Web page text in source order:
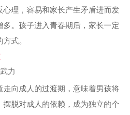
心理，容易和家长产生矛盾进而发
。孩子进入青春期后，家长一定
式。
力
走向成人的过渡期，意味着男孩将
脱对成人的依赖，成为独立的个